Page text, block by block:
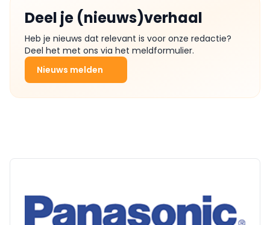
Deel je (nieuws)verhaal
Heb je nieuws dat relevant is voor onze redactie?
Deel het met ons via het meldformulier.
Nieuws melden